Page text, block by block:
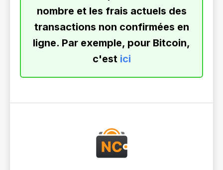
nombre et les frais actuels des
transactions non confirmées en
ligne. Par exemple, pour Bitcoin,
c'est ici